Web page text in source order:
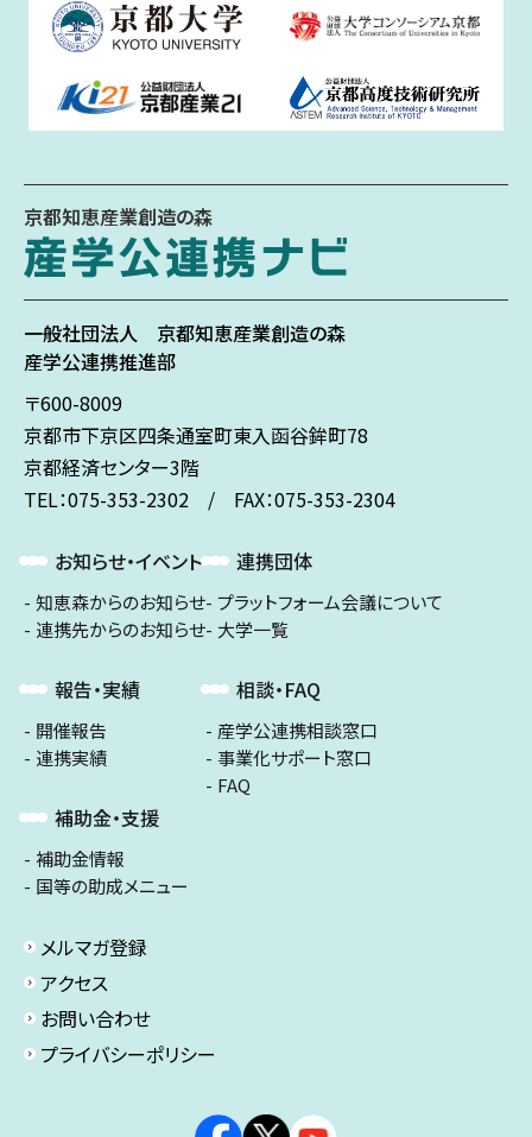
京都知恵産業創造の森
一般社団法人 京都知恵産業創造の森
産学公連携推進部
〒600-8009
京都市下京区四条通室町東入函谷鉾町78
京都経済センター3階
TEL：075-353-2302 / FAX：075-353-2304
お知らせ・イベント
知恵森からのお知らせ
連携先からのお知らせ
報告・実績
開催報告
連携実績
補助金・支援
補助金情報
国等の助成メニュー
連携団体
プラットフォーム会議について
大学一覧
相談・FAQ
産学公連携相談窓口
事業化サポート窓口
FAQ
メルマガ登録
アクセス
お問い合わせ
プライバシーポリシー